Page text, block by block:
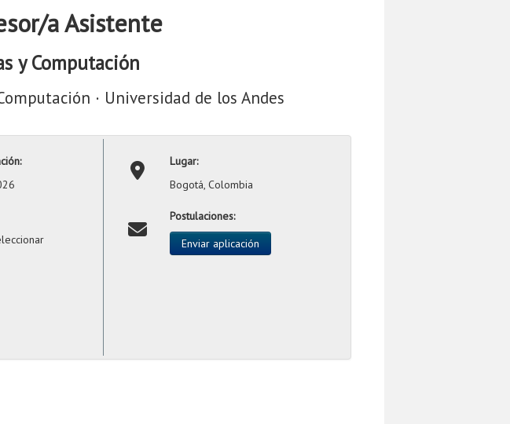
a Asistente
y Computación
· Universidad de los Andes
Lugar:
Bogotá, Colombia
Postulaciones:
Enviar aplicación